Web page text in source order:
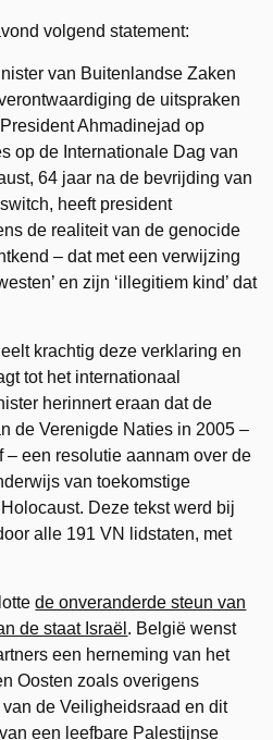
volgend statement:
van Buitenlandse Zaken
de uitspraken
Ahmadinejad op
op de Internationale Dag van
64 jaar na de bevrijding van
heeft president
de realiteit van de genocide
– dat met een verwijzing
en zijn ‘illegitiem kind’ dat
krachtig deze verklaring en
tot het internationaal
herinnert eraan dat de
de Verenigde Naties in 2005 –
een resolutie aannam over de
van toekomstige
Deze tekst werd bij
alle 191 VN lidstaten, met
de onveranderde steun van
de staat Israël . België wenst
een herneming van het
Oosten zoals overigens
de Veiligheidsraad en dit
een leefbare Palestijnse